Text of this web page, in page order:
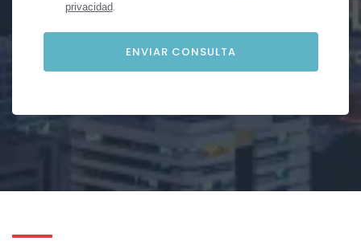
privacidad.